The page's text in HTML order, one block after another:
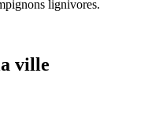
lignivores.
ville